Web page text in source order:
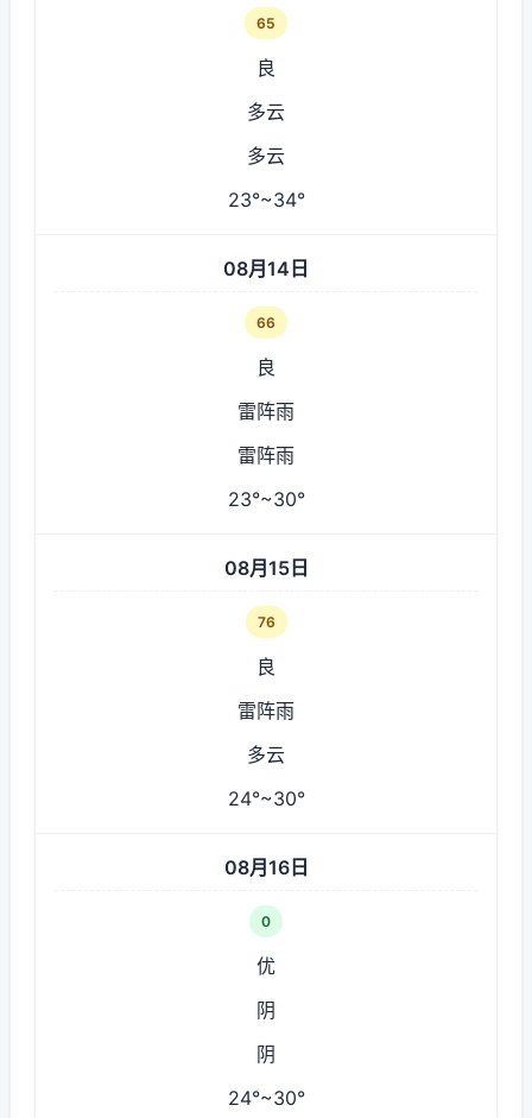
65
良
多云
多云
23°~34°
08月14日
66
良
雷阵雨
雷阵雨
23°~30°
08月15日
76
良
雷阵雨
多云
24°~30°
08月16日
0
优
阴
阴
24°~30°